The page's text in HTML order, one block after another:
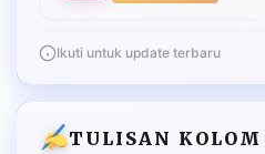
Ikuti untuk update terbaru
TULISAN KOLOM